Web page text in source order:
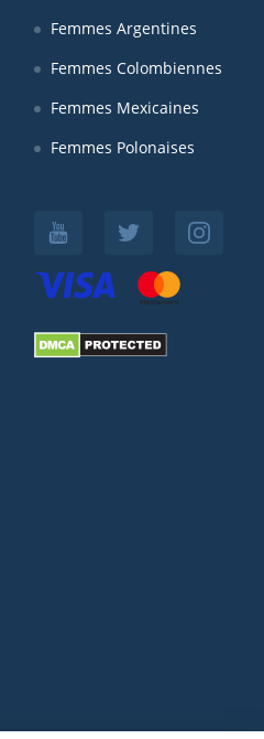
Femmes Argentines
Femmes Colombiennes
Femmes Mexicaines
Femmes Polonaises